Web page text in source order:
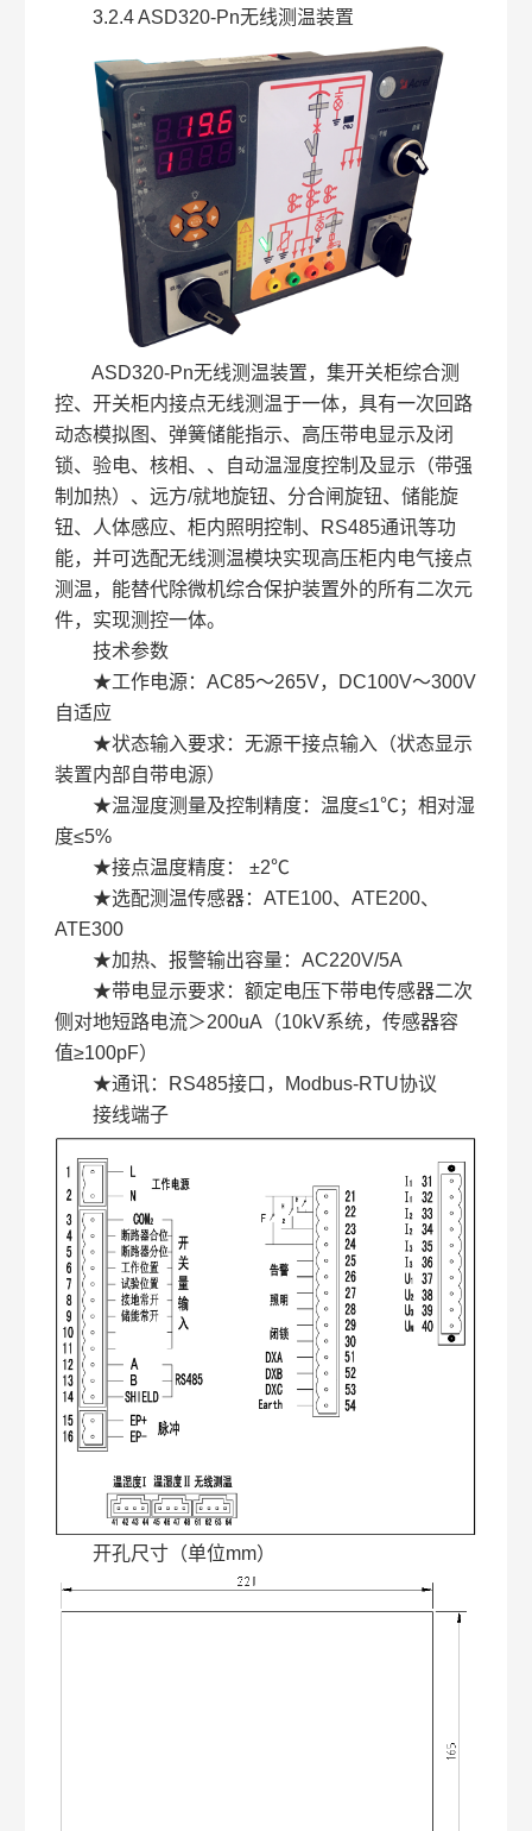
3.2.4 ASD320-Pn无线测温装置
ASD320-Pn无线测温装置，集开关柜综合测
控、开关柜内接点无线测温于一体，具有一次回路
动态模拟图、弹簧储能指示、高压带电显示及闭
锁、验电、核相、、自动温湿度控制及显示（带强
制加热）、远方/就地旋钮、分合闸旋钮、储能旋
钮、人体感应、柜内照明控制、RS485通讯等功
能，并可选配无线测温模块实现高压柜内电气接点
测温，能替代除微机综合保护装置外的所有二次元
件，实现测控一体。
技术参数
★工作电源：AC85～265V，DC100V～300V
自适应
★状态输入要求：无源干接点输入（状态显示
装置内部自带电源）
★温湿度测量及控制精度：温度≤1℃；相对湿
度≤5%
★接点温度精度： ±2℃
★选配测温传感器：ATE100、ATE200、
ATE300
★加热、报警输出容量：AC220V/5A
★带电显示要求：额定电压下带电传感器二次
侧对地短路电流＞200uA（10kV系统，传感器容
值≥100pF）
★通讯：RS485接口，Modbus-RTU协议
接线端子
开孔尺寸（单位mm）